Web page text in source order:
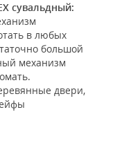
сувальдный:
в любых
большой
механизм
двери,